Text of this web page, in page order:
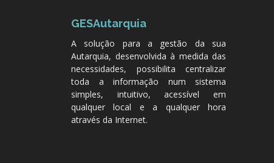
GESAutarquia
A solução para a gestão da sua
Autarquia, desenvolvida à medida das
necessidades, possibilita centralizar
toda a informação num sistema
simples, intuitivo, acessível em
qualquer local e a qualquer hora
através da Internet.